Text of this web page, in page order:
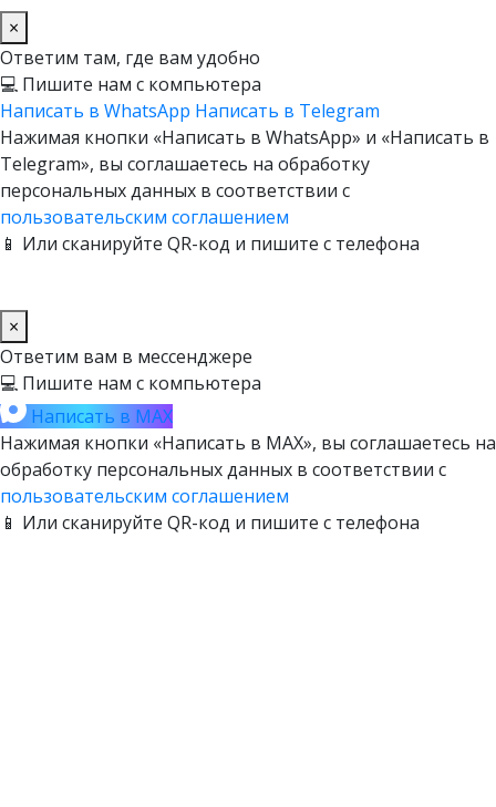
×
Ответим там, где вам удобно
💻 Пишите нам с компьютера
Написать в WhatsApp Написать в Telegram
Нажимая кнопки «Написать в WhatsApp» и «Написать в
Telegram», вы соглашаетесь на обработку
персональных данных в соответствии с
пользовательским соглашением
📱 Или сканируйте QR-код и пишите с телефона
×
Ответим вам в мессенджере
💻 Пишите нам с компьютера
Написать в MAX
Нажимая кнопки «Написать в MAX», вы соглашаетесь на
обработку персональных данных в соответствии с
пользовательским соглашением
📱 Или сканируйте QR-код и пишите с телефона